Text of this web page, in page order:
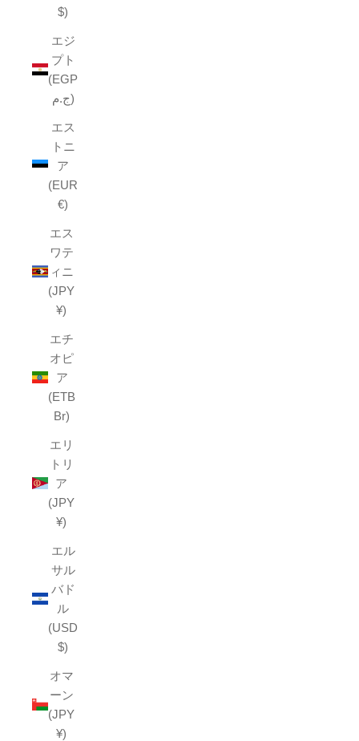
$)
エジ
プト
(EGP
ج.م)
エス
トニ
ア
(EUR
€)
エス
ワテ
ィニ
(JPY
¥)
エチ
オピ
ア
(ETB
Br)
エリ
トリ
ア
(JPY
¥)
エル
サル
バド
ル
(USD
$)
オマ
ーン
(JPY
¥)